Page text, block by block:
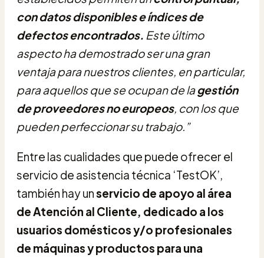
con datos disponibles e índices de
defectos encontrados. Este último
aspecto ha demostrado ser una gran
ventaja para nuestros clientes, en particular,
para aquellos que se ocupan de lagestión
de proveedores no europeos, con los que
pueden perfeccionar su trabajo.”
Entre las cualidades que puede ofrecer el
servicio de asistencia técnica ‘TestOK’,
también hay unservicio de apoyo al área
de Atención al Cliente, dedicado a los
usuarios domésticos y/o profesionales
de máquinas y productos para una